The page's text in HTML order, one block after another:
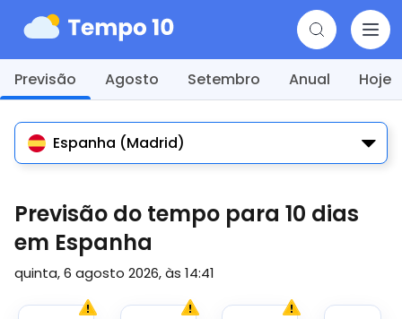
Previsão Agosto Setembro Anual Hoje
Espanha (Madrid)
Previsão do tempo para 10 dias
em Espanha
quinta, 6 agosto 2026, às 14:41